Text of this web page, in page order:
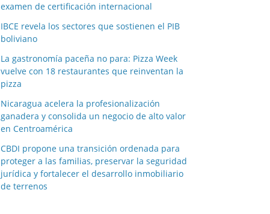
examen de certificación internacional
IBCE revela los sectores que sostienen el PIB
boliviano
La gastronomía paceña no para: Pizza Week
vuelve con 18 restaurantes que reinventan la
pizza
Nicaragua acelera la profesionalización
ganadera y consolida un negocio de alto valor
en Centroamérica
CBDI propone una transición ordenada para
proteger a las familias, preservar la seguridad
jurídica y fortalecer el desarrollo inmobiliario
de terrenos